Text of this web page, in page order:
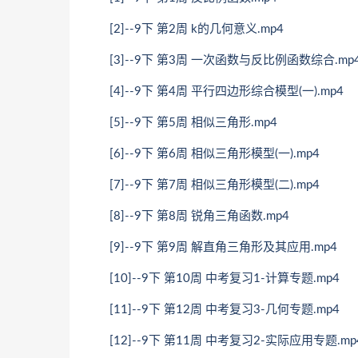
[2]--9下 第2周 k的几何意义.mp4
[3]--9下 第3周 一次函数与反比例函数综合
[4]--9下 第4周 平行四边形综合模型(一).mp4
[5]--9下 第5周 相似三角形.mp4
[6]--9下 第6周 相似三角形模型(一).mp4
[7]--9下 第7周 相似三角形模型(二).mp4
[8]--9下 第8周 锐角三角函数.mp4
[9]--9下 第9周 解直角三角形及其应用.mp4
[10]--9下 第10周 中考复习1-计算专题.mp4
[11]--9下 第12周 中考复习3-几何专题.mp4
[12]--9下 第11周 中考复习2-实际应用专题